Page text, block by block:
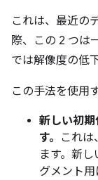
これは、最近の
際、この 2 つは
では解像度の低
この手法を使用
新しい初
す。
これ
ます。新
グメント用